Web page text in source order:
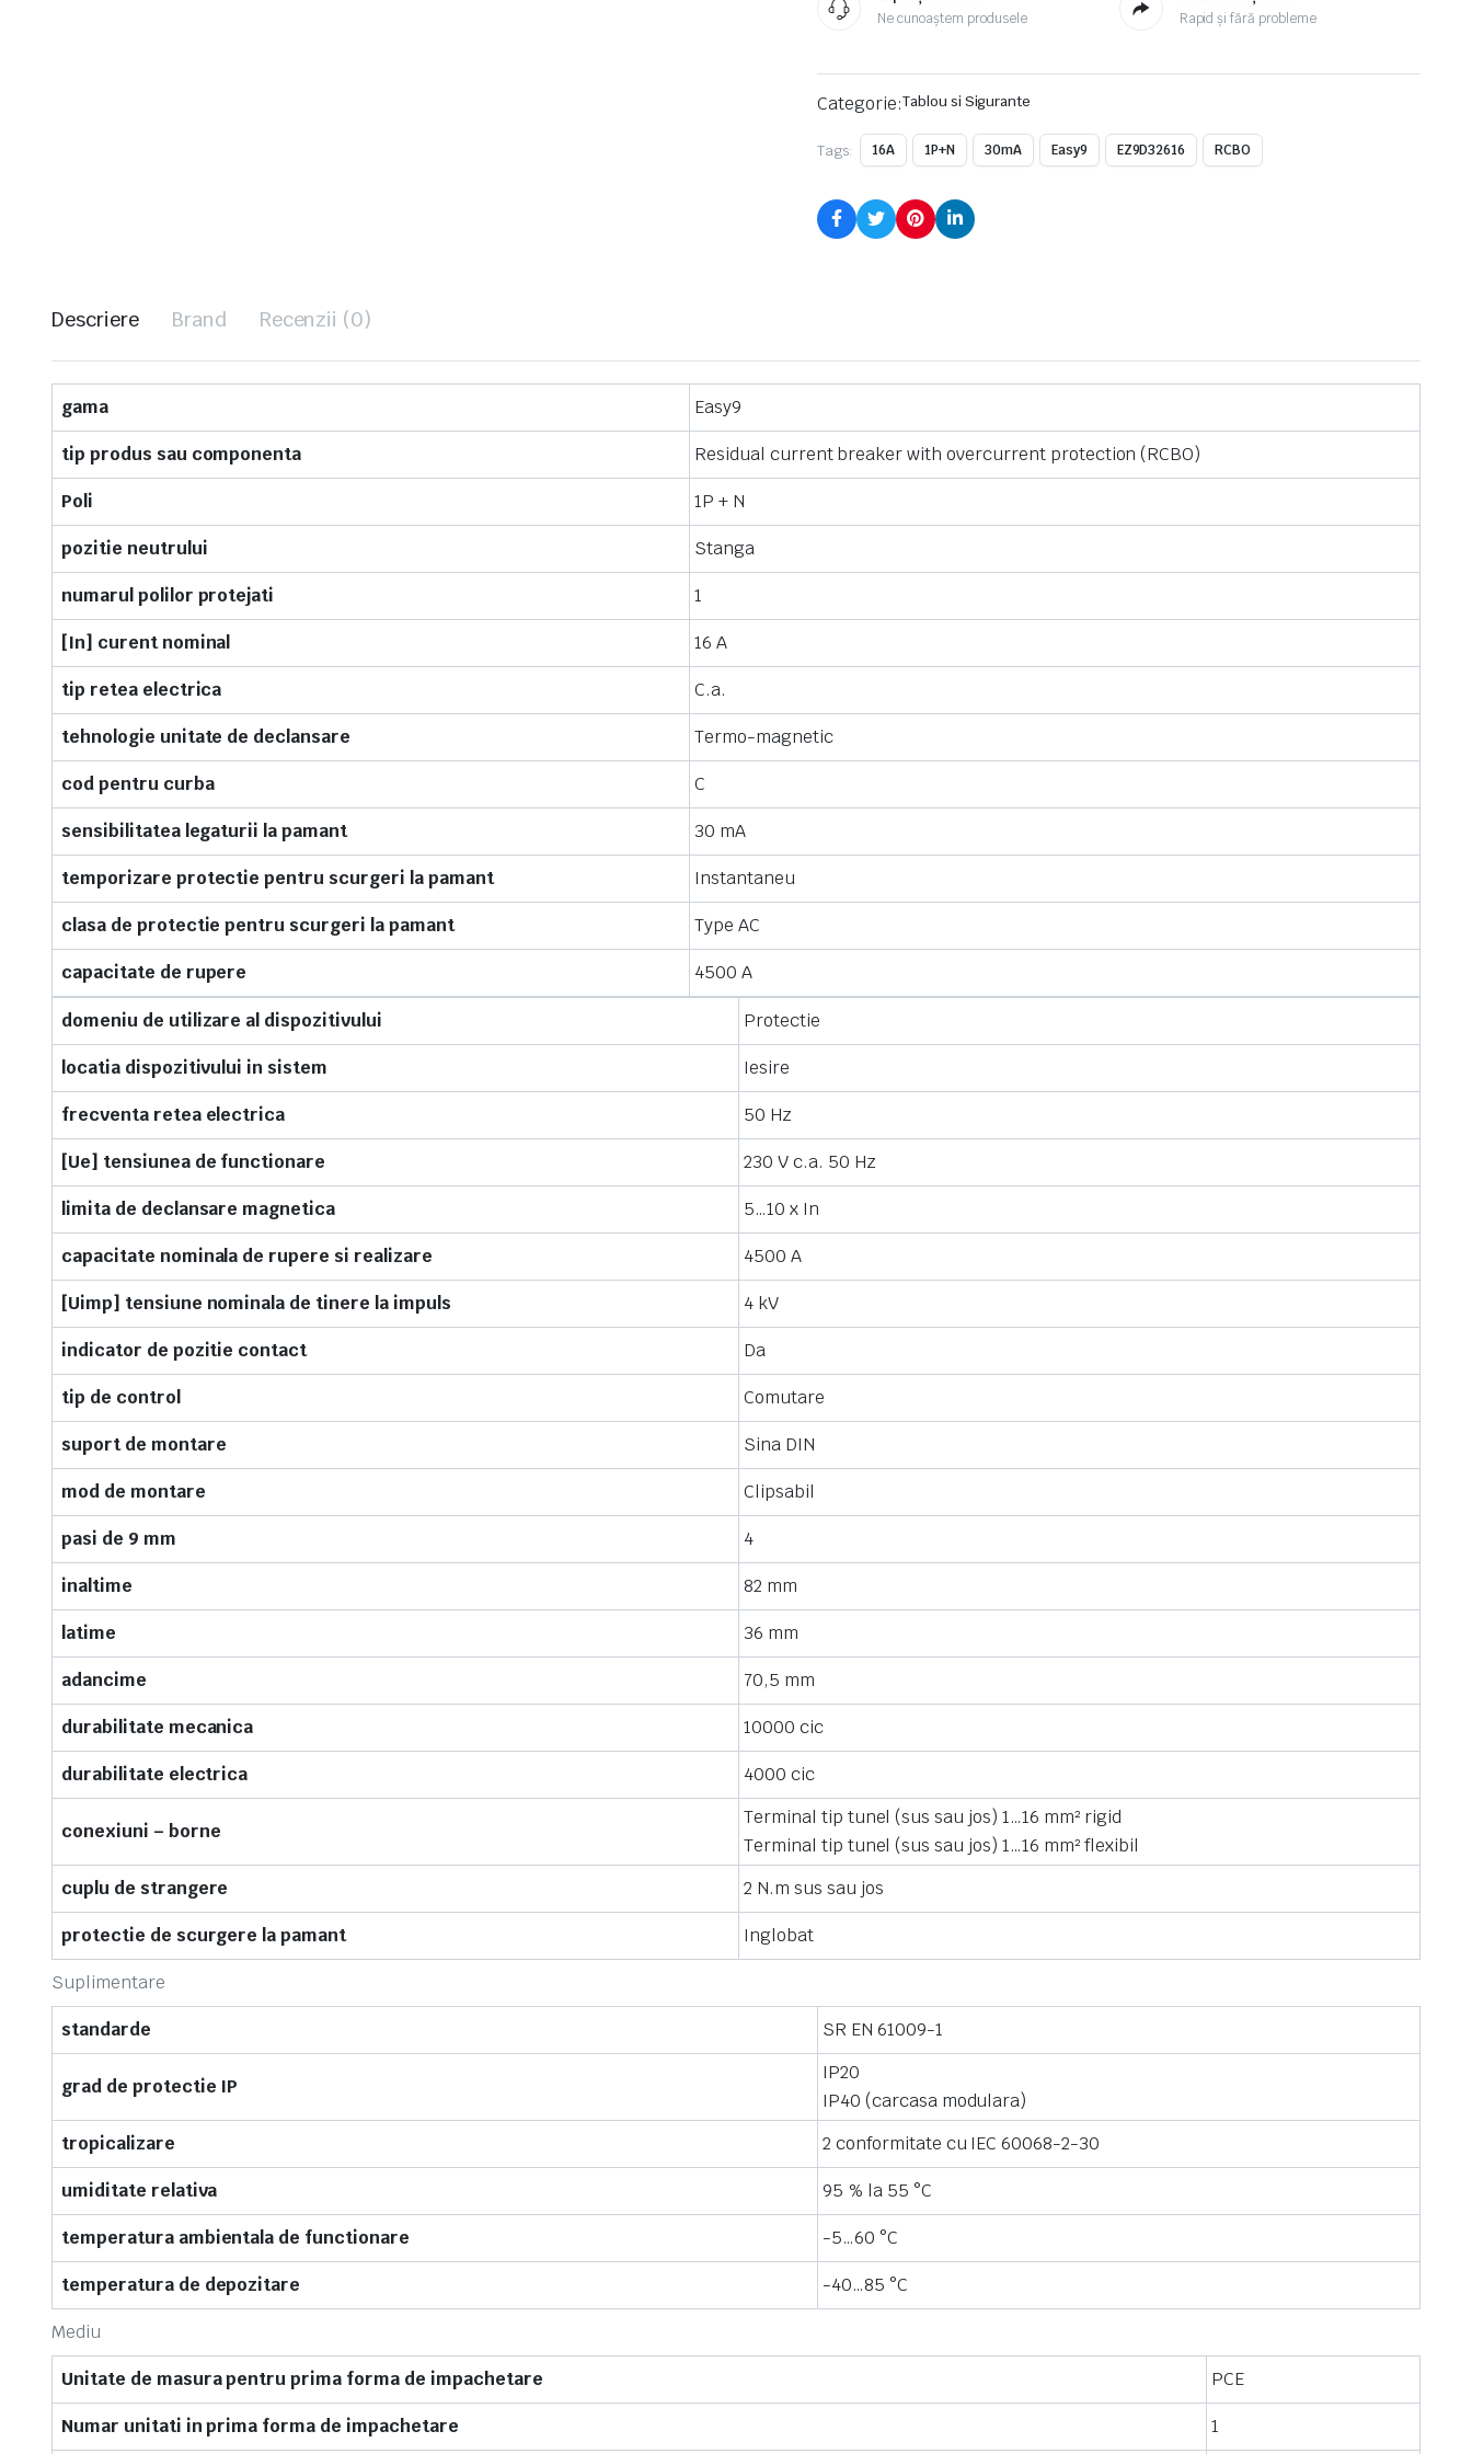
Ne cunoaștem produsele Rapid și fără probleme
Categorie:Tablou si Sigurante
Tags: 16A 1P+N 30mA Easy9 EZ9D32616 RCBO
Descriere Brand Recenzii (0)
gama Easy9
tip produs sau componenta Residual current breaker with overcurrent protection (RCBO)
Poli 1P + N
pozitie neutrului Stanga
numarul polilor protejati 1
[In] curent nominal 16 A
tip retea electrica C.a.
tehnologie unitate de declansare Termo-magnetic
cod pentru curba C
sensibilitatea legaturii la pamant 30 mA
temporizare protectie pentru scurgeri la pamant Instantaneu
clasa de protectie pentru scurgeri la pamant Type AC
capacitate de rupere 4500 A
Suplimentare
domeniu de utilizare al dispozitivului Protectie
locatia dispozitivului in sistem Iesire
frecventa retea electrica 50 Hz
[Ue] tensiunea de functionare 230 V c.a. 50 Hz
limita de declansare magnetica 5…10 x In
capacitate nominala de rupere si realizare 4500 A
[Uimp] tensiune nominala de tinere la impuls 4 kV
indicator de pozitie contact Da
tip de control Comutare
suport de montare Sina DIN
mod de montare Clipsabil
pasi de 9 mm 4
inaltime 82 mm
latime 36 mm
adancime 70,5 mm
durabilitate mecanica 10000 cic
durabilitate electrica 4000 cic
conexiuni – borne
Terminal tip tunel (sus sau jos) 1…16 mm² rigid
Terminal tip tunel (sus sau jos) 1…16 mm² flexibil
cuplu de strangere
2 N.m sus sau jos
protectie de scurgere la pamant Inglobat
Mediu
standarde SR EN 61009-1
grad de protectie IP
IP20
IP40 (carcasa modulara)
tropicalizare
2 conformitate cu IEC 60068-2-30
umiditate relativa 95 % la 55 °C
temperatura ambientala de functionare -5…60 °C
temperatura de depozitare -40…85 °C
Unitate de masura pentru prima forma de impachetare PCE
Numar unitati in prima forma de impachetare 1